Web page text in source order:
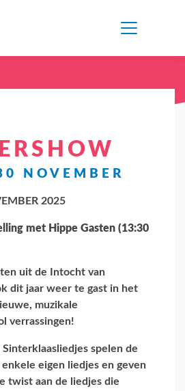
NOVEMBER
2025
met Hippe Gasten (13:30
uit de Intocht van
dit jaar weer te gast in het
muzikale
verrassingen!
spelen de
eigen liedjes en geven
twist aan de liedjes die